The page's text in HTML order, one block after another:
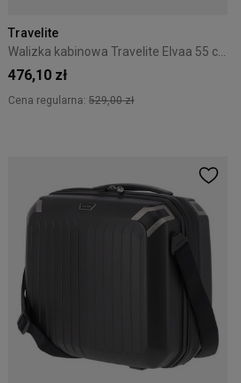
Travelite
Walizka kabinowa Travelite Elvaa 55 cm Czarna
476,10 zł
Cena regularna:529,00 zł